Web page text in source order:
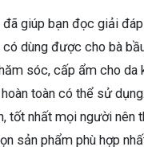
đã giúp bạn đọc giải
dùng được cho bà
sóc, cấp ẩm cho da
toàn có thể sử
tốt nhất mọi người nên
sản phẩm phù hợp